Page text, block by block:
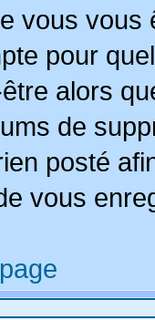
vous
pour
alors
de
posté
vous